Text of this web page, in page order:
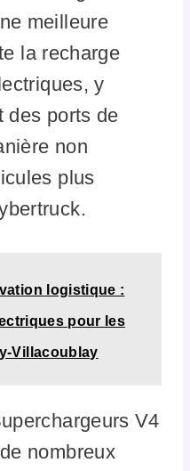
meilleure
la recharge
y
des ports de
non
plus
logistique :
pour les
Villacoublay
V4
nombreux